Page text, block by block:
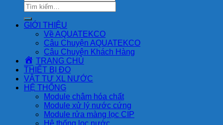
Tìm
kiếm:
GIỚI THIỆU
Về AQUATEKCO
Câu Chuyện AQUATEKCO
Câu Chuyện Khách Hàng
TRANG CHỦ
THIẾT BỊ ĐO
VẬT TƯ XL NƯỚC
HỆ THỐNG
Module châm hóa chất
Module xử lý nước cứng
Module rửa màng lọc CIP
Hệ thống lọc nước